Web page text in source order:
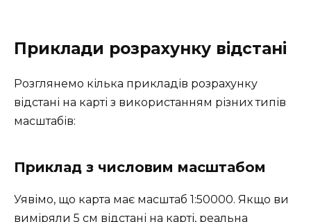
Приклади розрахунку відстані
Розглянемо кілька прикладів розрахунку
відстані на карті з використанням різних типів
масштабів:
Приклад з числовим масштабом
Уявімо, що карта має масштаб 1:50000. Якщо ви
виміряли 5 см відстані на карті, реальна